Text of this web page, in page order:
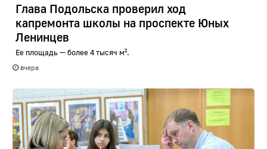
Глава Подольска проверил ход
капремонта школы на проспекте Юных
Ленинцев
Ее площадь — более 4 тысяч м².
вчера